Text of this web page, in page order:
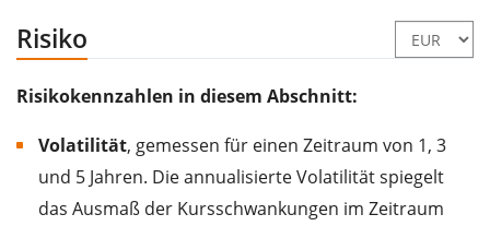
Risiko
Risikokennzahlen in diesem Abschnitt:
Volatilität, gemessen für einen Zeitraum von 1, 3
und 5 Jahren. Die annualisierte Volatilität spiegelt
das Ausmaß der Kursschwankungen im Zeitraum